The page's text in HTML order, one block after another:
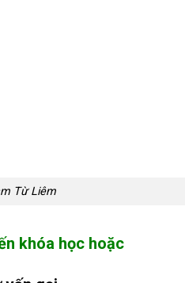
Từ Liêm
khóa học hoặc